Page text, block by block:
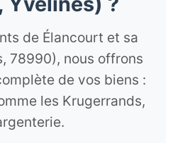
de Élancourt et sa
78990), nous offrons
de vos biens :
les Krugerrands,